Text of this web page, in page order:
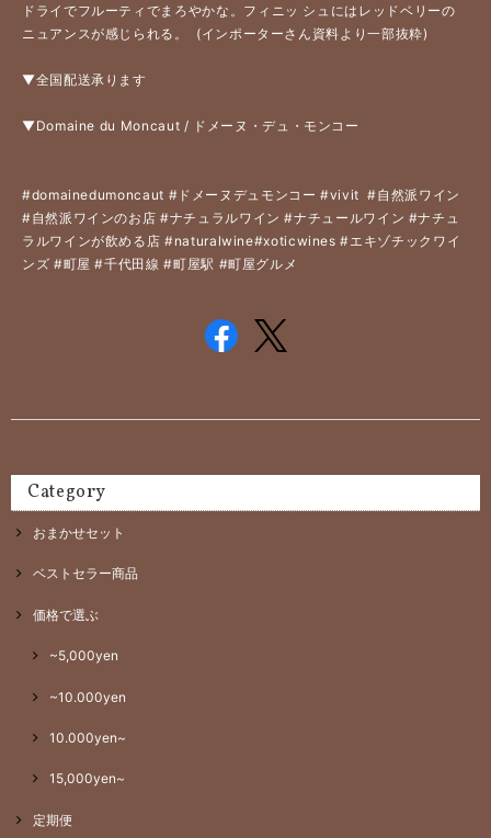
ドライでフルーティでまろやかな。フィニッ シュにはレッドベリーの
ニュアンスが感じられる。  (インポーターさん資料より一部抜粋)
▼全国配送承ります
▼Domaine du Moncaut / ドメーヌ・デュ・モンコー
#domainedumoncaut #ドメーヌデュモンコー #vivit #自然派ワイン
#自然派ワインのお店 #ナチュラルワイン #ナチュールワイン #ナチュ
ラルワインが飲める店 #naturalwine#xoticwines #エキゾチックワイ
ンズ #町屋 #千代田線 #町屋駅 #町屋グルメ
Category
おまかせセット
ベストセラー商品
価格で選ぶ
~5,000yen
~10.000yen
10.000yen~
15,000yen~
定期便